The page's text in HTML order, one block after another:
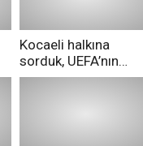
Kocaeli halkına
sorduk, UEFA’nın
Merih Demiral kararı